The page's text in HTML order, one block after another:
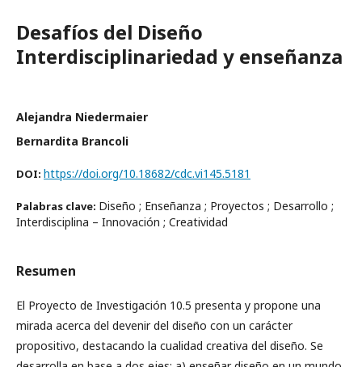
Desafíos del Diseño
Interdisciplinariedad y enseñanza
Alejandra Niedermaier
Bernardita Brancoli
DOI: https://doi.org/10.18682/cdc.vi145.5181
Palabras clave: Diseño ; Enseñanza ; Proyectos ; Desarrollo ;
Interdisciplina – Innovación ; Creatividad
Resumen
El Proyecto de Investigación 10.5 presenta y propone una
mirada acerca del devenir del diseño con un carácter
propositivo, destacando la cualidad creativa del diseño. Se